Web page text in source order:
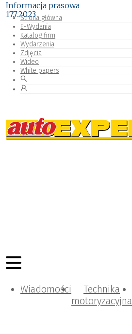
Strona główna
E-Wydania
Katalog firm
Wydarzenia
Zdjęcia
Wideo
White papers
Wiadomości
Technika
motoryzacyjna
Informacja prasowa
17.7.2023